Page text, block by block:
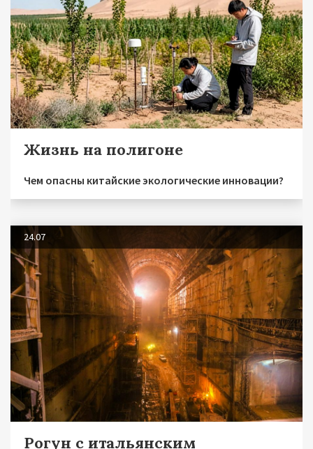
Жизнь на полигоне
Чем опасны китайские экологические инновации?
24.07
Рогун с итальянским